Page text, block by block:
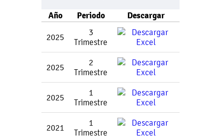
Año Periodo Descargar
2025
3
Trimestre
2025
2
Trimestre
2025
1
Trimestre
2021
1
Trimestre